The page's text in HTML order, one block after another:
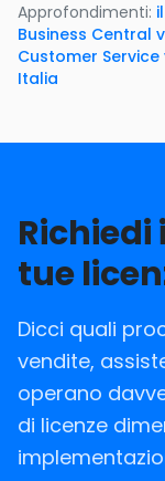
Approfondimenti:
Business Central
Customer Service
Italia
tue
Dicci quali
vendite,
operano
di licenze